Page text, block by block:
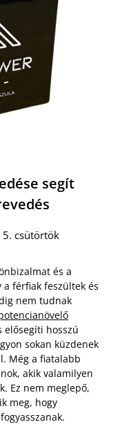
segít
5. csütörtök
és a
férfiak feszültek és
nem tudnak
elősegíti hosszú
sokan küzdenek
Még a fiatalabb
akik valamilyen
Ez nem meglepő,
meg, hogy